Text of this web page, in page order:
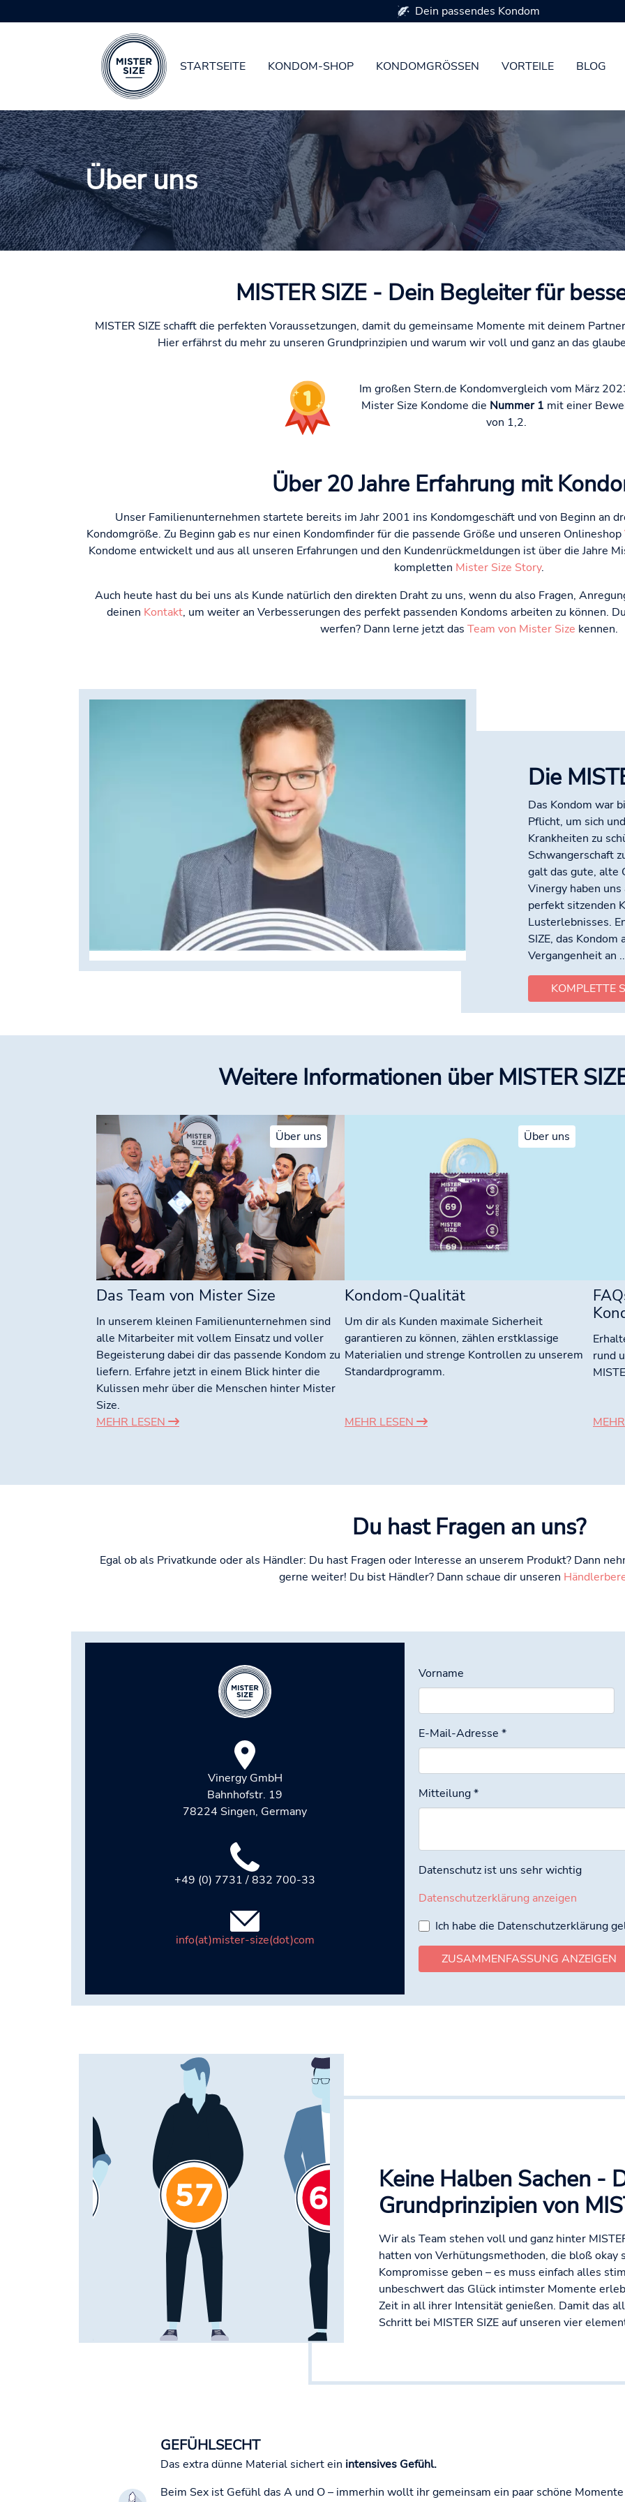
Zum Hauptinhalt springen
STARTSEITE KONDOM-SHOP KONDOMGRÖSSEN VORTEILE BLOG
Erhältlich in 7 Kondomgrößen
Über uns
MISTER SIZE - Dein Begleiter für
MISTER SIZE schafft die perfekten Voraussetzungen, damit du gemeinsame Momente mit deinem
Hier erfährst du mehr zu unseren Grundprinzipien und warum wir voll und ganz an das
Im großen Stern.de Kondomvergleich vom März
Mister Size Kondome die Nummer 1 mit einer
von 1,2.
Über 20 Jahre Erfahrung mit
Unser Familienunternehmen startete bereits im Jahr 2001 ins Kondomgeschäft und von Beginn an
Kondomgröße. Zu Beginn gab es nur einen Kondomfinder für die passende Größe und unseren Onlineshop
Kondome entwickelt und aus all unseren Erfahrungen und den Kundenrückmeldungen ist über die Jahre
kompletten Mister Size Story.
Auch heute hast du bei uns als Kunde natürlich den direkten Draht zu uns, wenn du also Fragen,
deinen Kontakt, um weiter an Verbesserungen des perfekt passenden Kondoms arbeiten zu können.
werfen? Dann lerne jetzt das Team von Mister Size kennen.
Die
Das Kondom war
Pflicht, um sich
Krankheiten zu
Schwangerschaft
galt das gute, alte
Vinergy haben uns
perfekt sitzenden
Lusterlebnisses.
SIZE, das
Vergangenheit an
KOMPLETTE
Weitere Informationen über MISTER
Über uns
Das Team von Mister Size
In unserem kleinen Familienunternehmen sind
alle Mitarbeiter mit vollem Einsatz und voller
Begeisterung dabei dir das passende Kondom zu
liefern. Erfahre jetzt in einem Blick hinter die
Kulissen mehr über die Menschen hinter Mister
Size.
MEHR LESEN
Über uns
Kondom-Qualität
Um dir als Kunden maximale Sicherheit
garantieren zu können, zählen erstklassige
Materialien und strenge Kontrollen zu unserem
Standardprogramm.
MEHR LESEN
rund
Du hast Fragen an uns?
Egal ob als Privatkunde oder als Händler: Du hast Fragen oder Interesse an unserem Produkt? Dann
gerne weiter! Du bist Händler? Dann schaue dir unseren
Vinergy GmbH
Bahnhofstr. 19
78224 Singen, Germany
+49 (0) 7731 / 832 700-33
info(at)mister-size(dot)com
Vorname
E-Mail-Adresse*
Mitteilung*
Datenschutz ist uns sehr wichtig
Datenschutzerklärung anzeigen
Ich habe die Datenschutzerklärung
ZUSAMMENFASSUNG ANZEIGEN
Keine Halben Sachen -
Grundprinzipien von
Wir als Team stehen voll und ganz hinter
hatten von Verhütungsmethoden, die bloß okay
Kompromisse geben – es muss einfach alles
unbeschwert das Glück intimster Momente
Zeit in all ihrer Intensität genießen. Damit das
Schritt bei MISTER SIZE auf unseren vier
GEFÜHLSECHT
Das extra dünne Material sichert ein intensives Gefühl.
Beim Sex ist Gefühl das A und O – immerhin wollt ihr gemeinsam ein paar schöne